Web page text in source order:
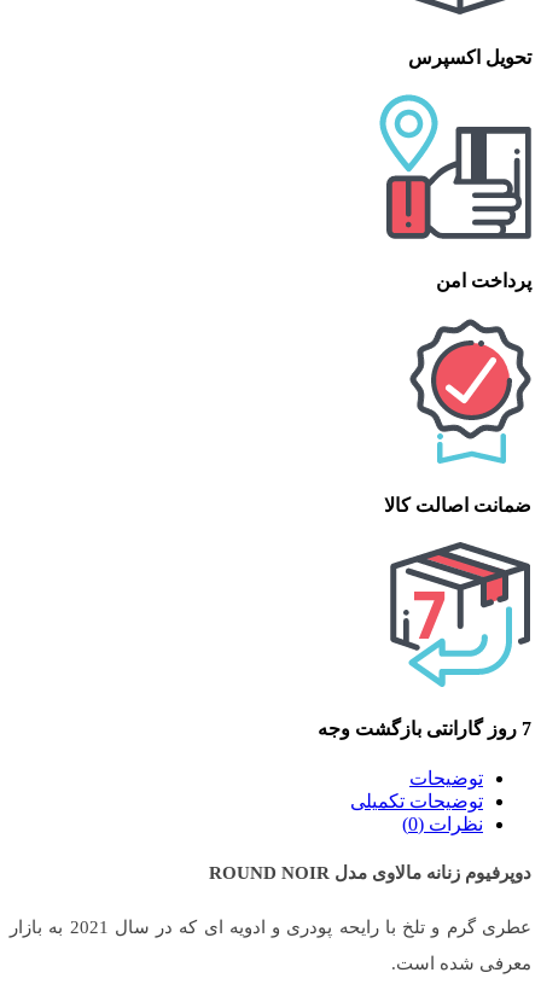
تحویل اکسپرس
پرداخت امن
ضمانت اصالت کالا
7 روز گارانتی بازگشت وجه
توضیحات
توضیحات تکمیلی
نظرات (0)
دوپرفیوم زنانه مالاوی مدل ROUND NOIR
عطری گرم و تلخ با رایحه پودری و ادویه ای که در سال 2021 به بازار
معرفی شده است.